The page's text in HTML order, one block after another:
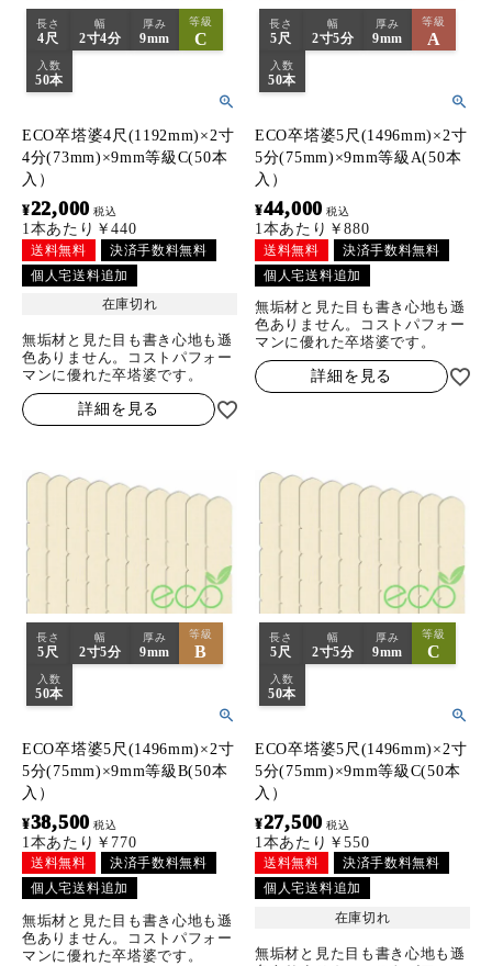
長さ
4尺
幅
2寸4分
厚み
9mm
等級
C
入数
50本
ECO卒塔婆4尺(1192mm)×2寸
4分(73mm)×9mm等級C(50本
入）
¥22,000 税込
1本あたり￥440
送料無料
決済手数料無料
個人宅送料追加
在庫切れ
無垢材と見た目も書き心地も遜
色ありません。コストパフォー
マンに優れた卒塔婆です。
詳細を見る
長さ
5尺
幅
2寸5分
厚み
9mm
等級
A
入数
50本
ECO卒塔婆5尺(1496mm)×2寸
5分(75mm)×9mm等級A(50本
入）
¥44,000 税込
1本あたり￥880
送料無料
決済手数料無料
個人宅送料追加
無垢材と見た目も書き心地も遜
色ありません。コストパフォー
マンに優れた卒塔婆です。
詳細を見る
長さ
5尺
幅
2寸5分
厚み
9mm
等級
B
入数
50本
ECO卒塔婆5尺(1496mm)×2寸
5分(75mm)×9mm等級B(50本
入）
¥38,500 税込
1本あたり￥770
送料無料
決済手数料無料
個人宅送料追加
無垢材と見た目も書き心地も遜
色ありません。コストパフォー
マンに優れた卒塔婆です。
長さ
5尺
幅
2寸5分
厚み
9mm
等級
C
入数
50本
ECO卒塔婆5尺(1496mm)×2寸
5分(75mm)×9mm等級C(50本
入）
¥27,500 税込
1本あたり￥550
送料無料
決済手数料無料
個人宅送料追加
在庫切れ
無垢材と見た目も書き心地も遜